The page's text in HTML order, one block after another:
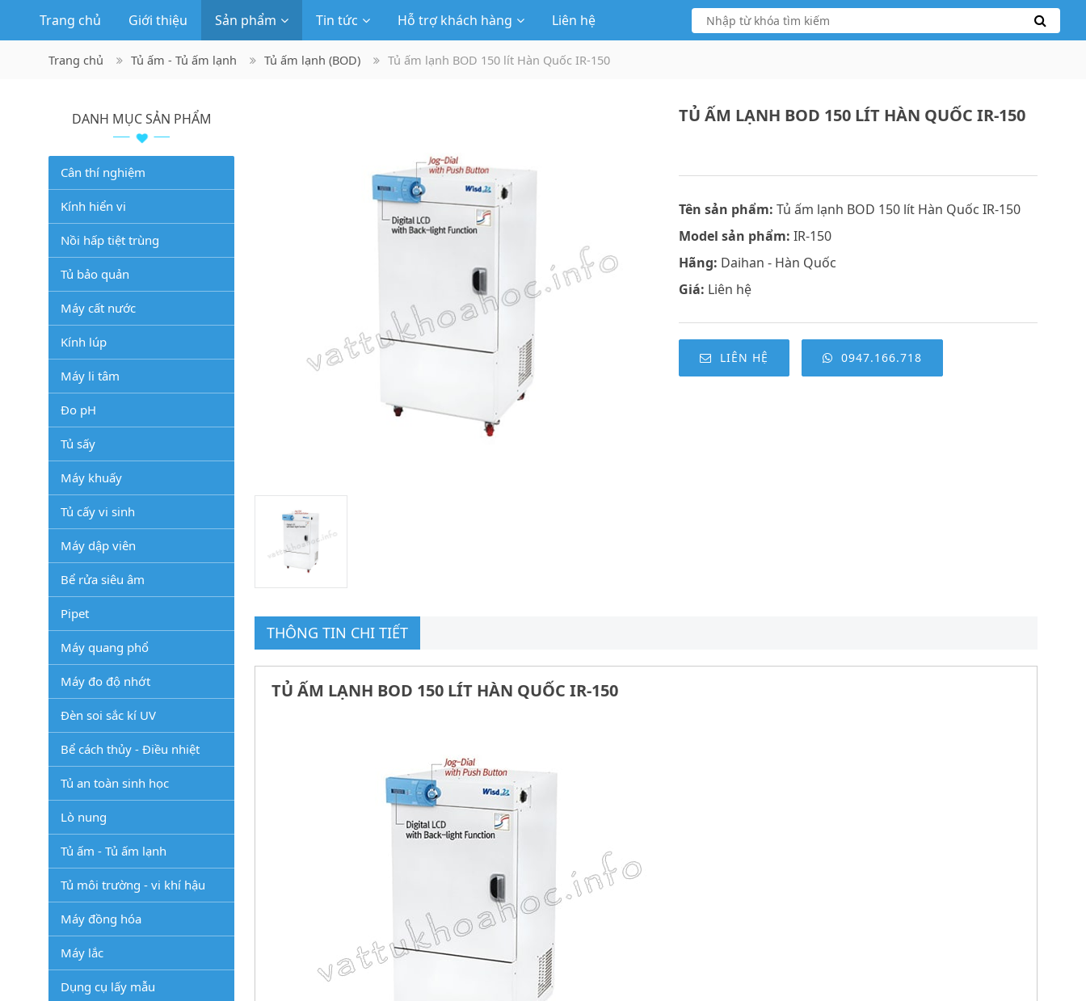
Trang chủ Giới thiệu Sản phẩm Tin tức Hỗ trợ khách hàng Liên hệ
Trang chủ Tủ ấm - Tủ ấm lạnh Tủ ấm lạnh (BOD) Tủ ấm lạnh BOD 150 lít Hàn Quốc IR-150
TỦ ẤM LẠNH BOD 150 LÍT HÀN QUỐC IR-150
Tên sản phẩm: Tủ ấm lạnh BOD 150 lít Hàn Quốc IR-150
Model sản phẩm: IR-150
Hãng: Daihan - Hàn Quốc
Giá: Liên hệ
LIÊN HỆ 0947.166.718
THÔNG TIN CHI TIẾT
TỦ ẤM LẠNH BOD 150 LÍT HÀN QUỐC IR-150
DANH MỤC SẢN PHẨM
Cân thí nghiệm
Kính hiển vi
Nồi hấp tiệt trùng
Tủ bảo quản
Máy cất nước
Kính lúp
Máy li tâm
Đo pH
Tủ sấy
Máy khuấy
Tủ cấy vi sinh
Máy dập viên
Bể rửa siêu âm
Pipet
Máy quang phổ
Máy đo độ nhớt
Đèn soi sắc kí UV
Bể cách thủy - Điều nhiệt
Tủ an toàn sinh học
Lò nung
Tủ ấm - Tủ ấm lạnh
Tủ môi trường - vi khí hậu
Máy đồng hóa
Máy lắc
Dụng cụ lấy mẫu